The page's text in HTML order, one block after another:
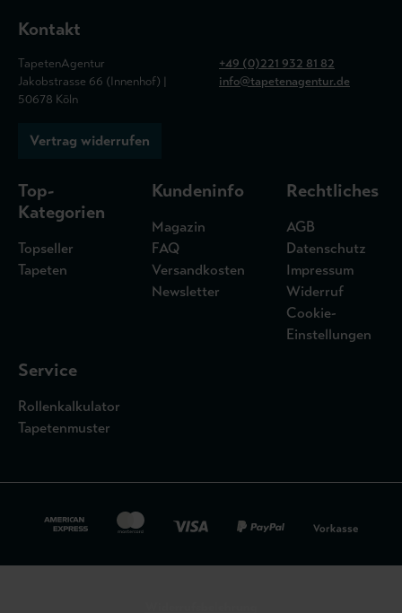
Kontakt
TapetenAgentur
Jakobstrasse 66 (Innenhof) |
50678 Köln
+49 (0)221 932 81 82
info@tapetenagentur.de
Vertrag widerrufen
Top-
Kategorien
Topseller
Tapeten
Kundeninfo
Magazin
FAQ
Versandkosten
Newsletter
Rechtliches
AGB
Datenschutz
Impressum
Widerruf
Cookie-
Einstellungen
Service
Rollenkalkulator
Tapetenmuster